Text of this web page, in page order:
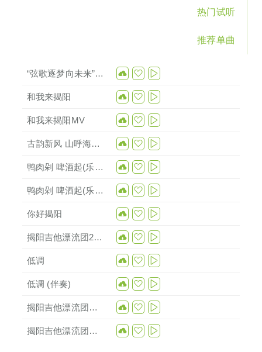
热门试听
推荐单曲
“弦歌逐梦向未来”揭阳第一中学庆祝279周年华诞文艺汇演
和我来揭阳
和我来揭阳MV
古韵新风 山呼海应 (2022揭阳宣传片)
鸭肉剁 啤酒起(乐队版)
鸭肉剁 啤酒起(乐队版伴奏)
你好揭阳
揭阳吉他漂流团2021宣传片
低调
低调 (伴奏)
揭阳吉他漂流团第78期公益卖唱
揭阳吉他漂流团第77期公益卖唱